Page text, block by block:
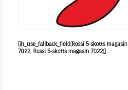
[ih_use_fallback_field(Rossi 5-skotts magasin
7022, Rossi 5-skotts magasin 7022)]